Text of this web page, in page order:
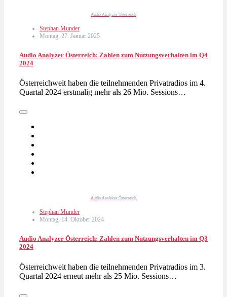
Audio Analyzer Österreich
Stephan Munder
Montag, 27. Januar 2025
Audio Analyzer Österreich: Zahlen zum Nutzungsverhalten im Q4
2024
Österreichweit haben die teilnehmenden Privatradios im 4.
Quartal 2024 erstmalig mehr als 26 Mio. Sessions…
Audio Analyzer Österreich
Stephan Munder
Montag, 14. Oktober 2024
Audio Analyzer Österreich: Zahlen zum Nutzungsverhalten im Q3
2024
Österreichweit haben die teilnehmenden Privatradios im 3.
Quartal 2024 erneut mehr als 25 Mio. Sessions…